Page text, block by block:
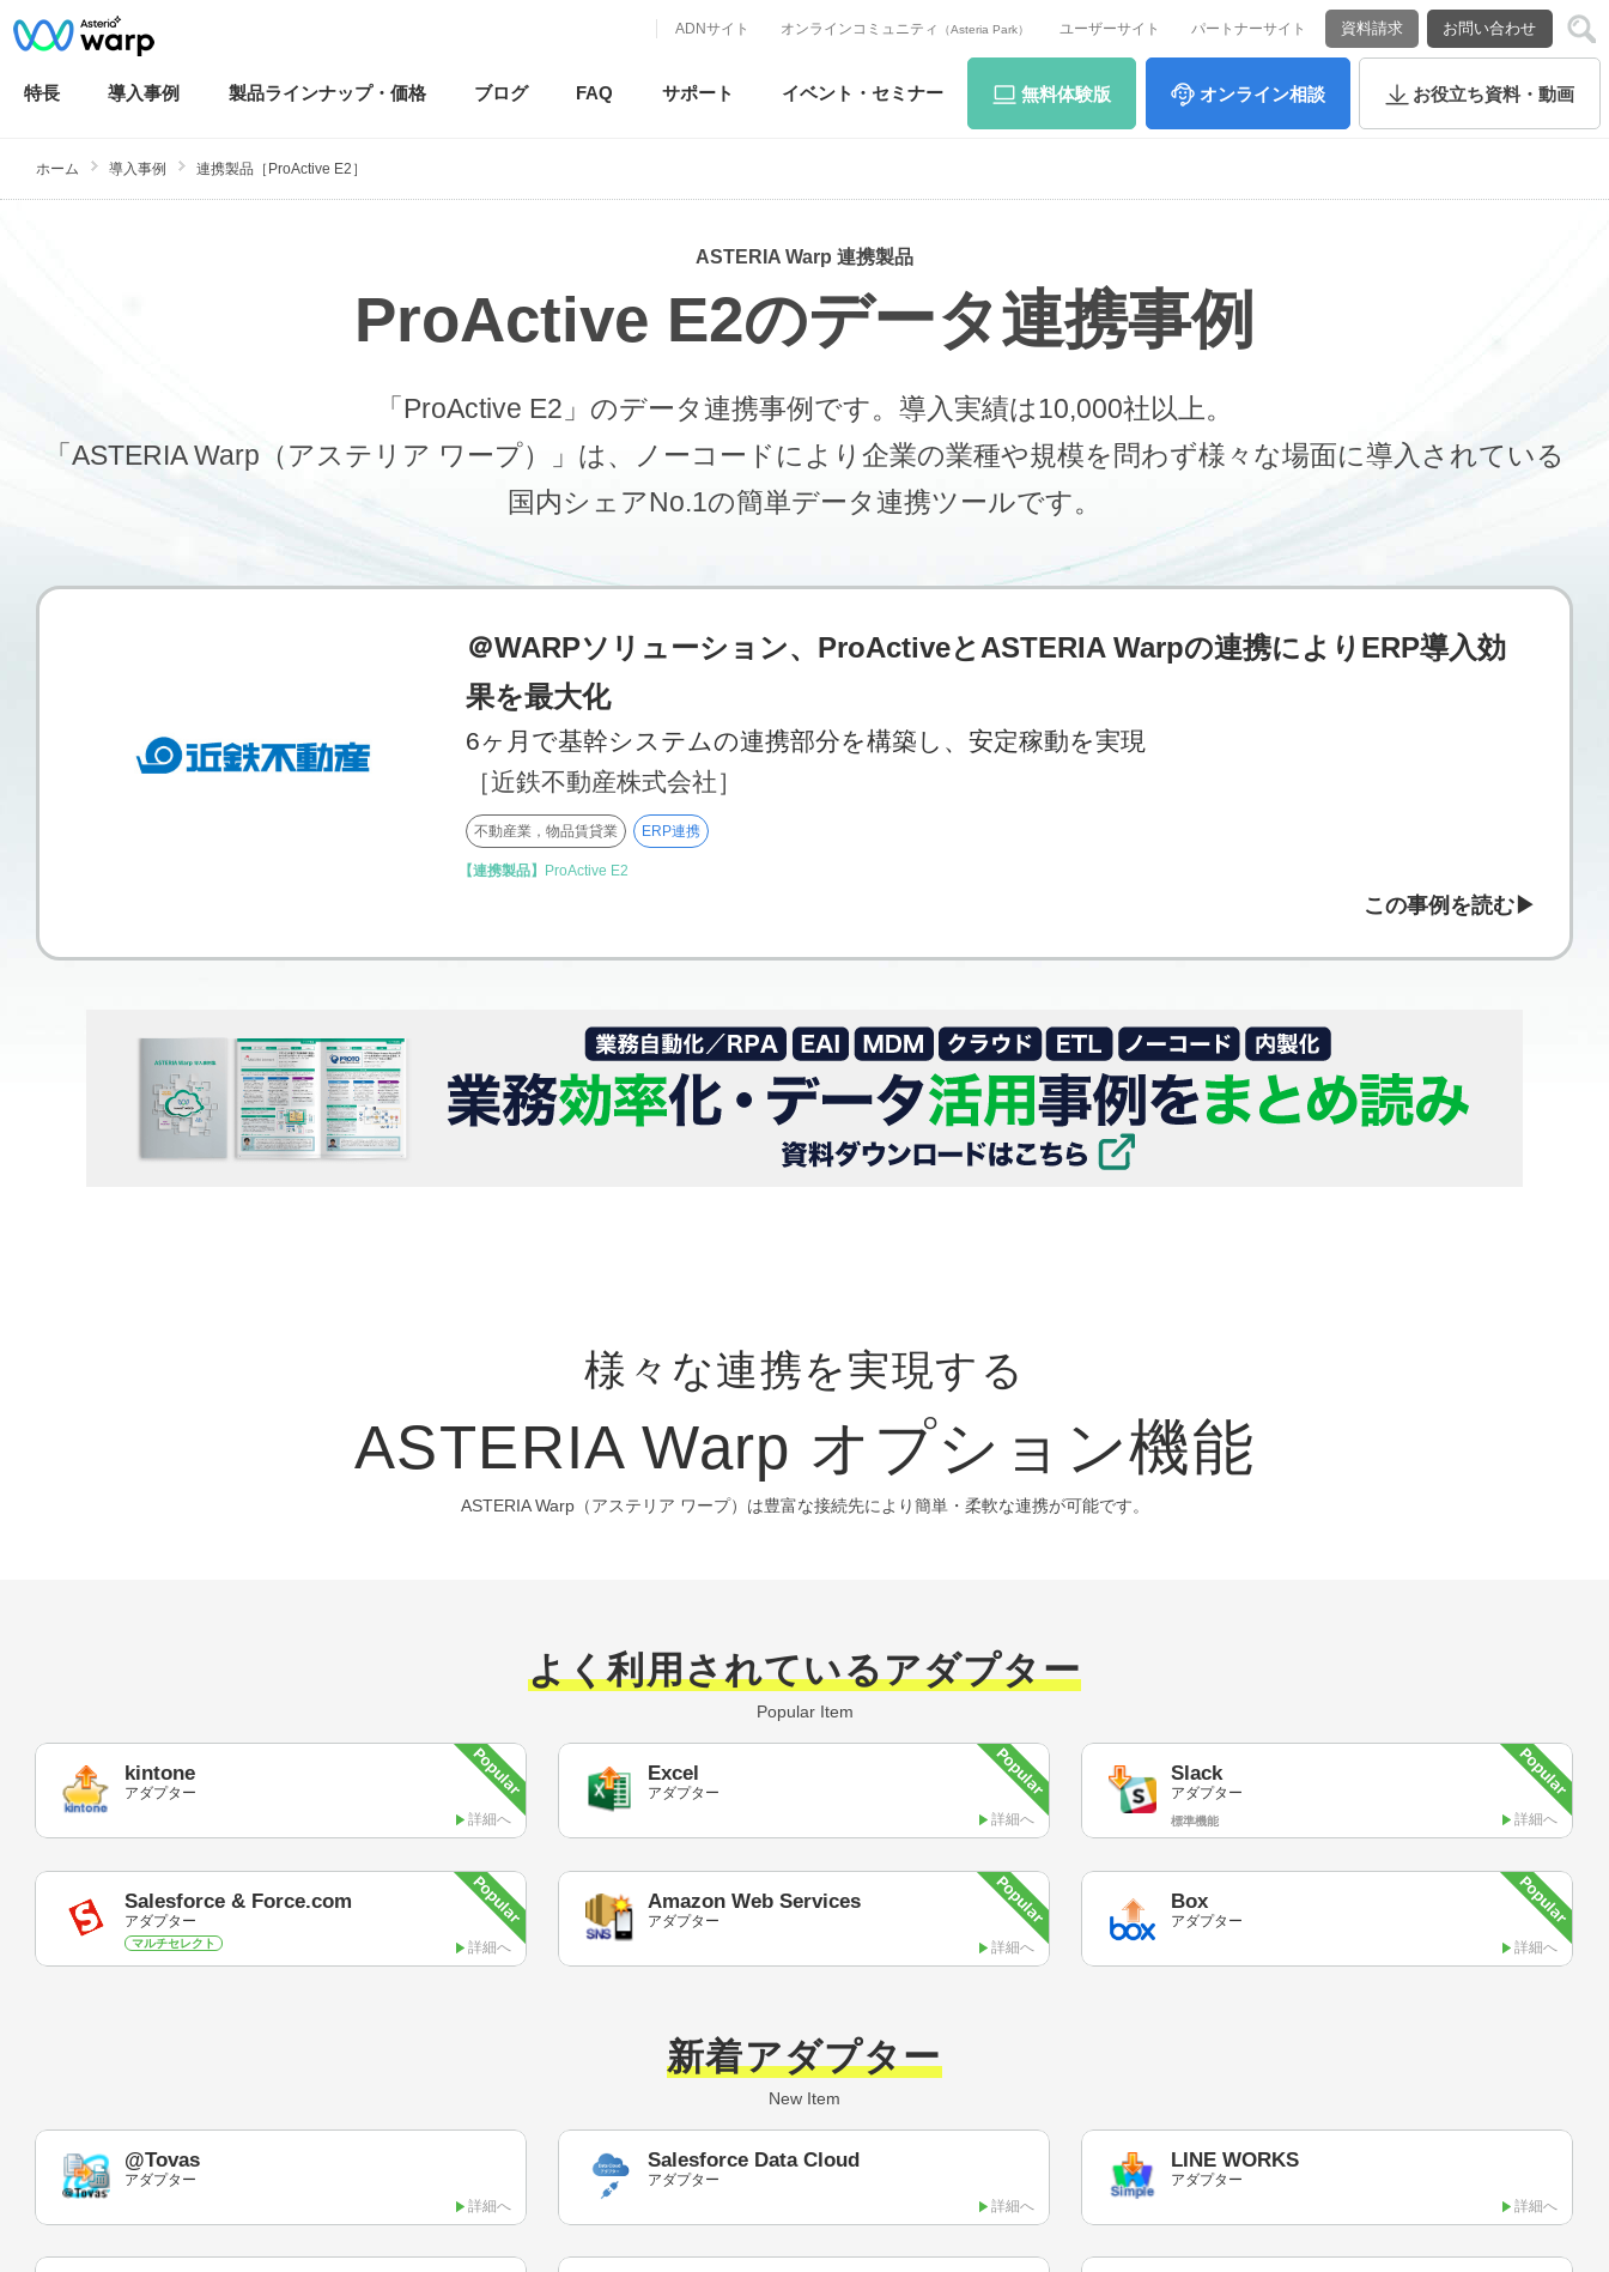
ADNサイト オンラインコミュニティ （Asteria Park） ユーザーサイト パートナーサイト 資料請求 お問い合わせ
特長 導入事例 製品ラインナップ・ 価格 ブログ FAQ サポート イベント・ セミナー 無料体験版 オンライン相談 お役立ち資料・動画
ホーム 導入事例 連携製品［ProActive E2］
ASTERIA Warp 連携製品
ProActive E2のデータ連携事例
「ProActive E2」のデータ連携事例です。 導入実績は10,000社以上。
「ASTERIA Warp（アステリア ワープ）」は、ノーコードにより企業の業種や規模を問わず様々な場面に導入されている
国内シェアNo.1の簡単データ連携ツールです。
＠WARPソリューション、ProActiveとASTERIA Warpの連携によりERP導入効
果を最大化
6ヶ月で基幹システムの連携部分を構築し、安定稼動を実現
［近鉄不動産株式会社］
不動産業，物品賃貸業 ERP連携
【連携製品】 ProActive E2
この事例を読む
様々な連携を実現する
ASTERIA Warp オプション機能
ASTERIA Warp（アステリア ワープ）は豊富な接続先により簡単・柔軟な連携が可能です。
よく利用されているアダプター
Popular Item
kintone
アダプター
詳細へ
Excel
アダプター
詳細へ
Slack
アダプター
詳細へ
標準機能
Salesforce & Force.com
アダプター
詳細へ
マルチセレクト
AmazonWeb Services
アダプター
詳細へ
Box
アダプター
詳細へ
新着アダプター
New Item
@Tovas
アダプター
詳細へ
Salesforce Data Cloud
アダプター
詳細へ
LINE WORKS
アダプター
詳細へ